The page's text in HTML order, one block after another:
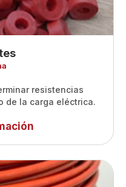
resistencias
de la carga eléctrica.